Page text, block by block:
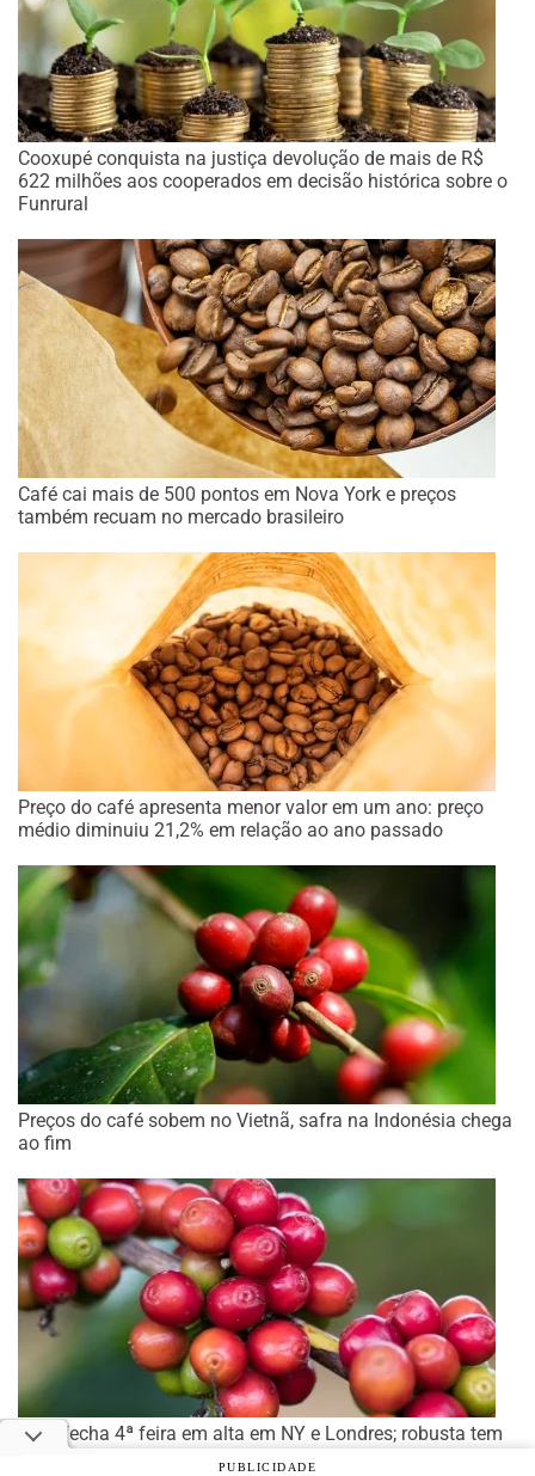
Cooxupé conquista na justiça devolução de mais de R$
622 milhões aos cooperados em decisão histórica sobre o
Funrural
Café cai mais de 500 pontos em Nova York e preços
também recuam no mercado brasileiro
Preço do café apresenta menor valor em um ano: preço
médio diminuiu 21,2% em relação ao ano passado
Preços do café sobem no Vietnã, safra na Indonésia chega
ao fim
Café fecha 4ª feira em alta em NY e Londres; robusta tem
máximas em uma semanaPUBLICIDADE